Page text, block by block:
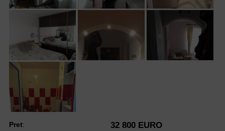
Pret: 32 800 EURO